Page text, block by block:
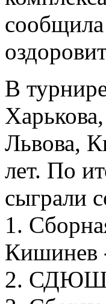
В
Львова,
лет. По
сыграли
1.
Кишинев
2.